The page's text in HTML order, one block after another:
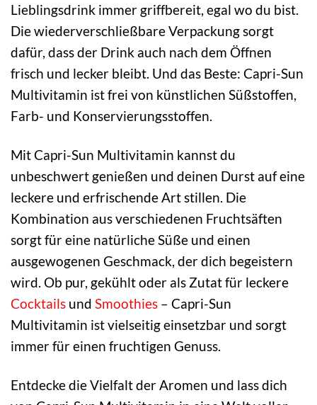
Lieblingsdrink immer griffbereit, egal wo du bist.
Die wiederverschließbare Verpackung sorgt
dafür, dass der Drink auch nach dem Öffnen
frisch und lecker bleibt. Und das Beste: Capri-Sun
Multivitamin ist frei von künstlichen Süßstoffen,
Farb- und Konservierungsstoffen.
Mit Capri-Sun Multivitamin kannst du
unbeschwert genießen und deinen Durst auf eine
leckere und erfrischende Art stillen. Die
Kombination aus verschiedenen Fruchtsäften
sorgt für eine natürliche Süße und einen
ausgewogenen Geschmack, der dich begeistern
wird. Ob pur, gekühlt oder als Zutat für leckere
Cocktails und Smoothies – Capri-Sun
Multivitamin ist vielseitig einsetzbar und sorgt
immer für einen fruchtigen Genuss.
Entdecke die Vielfalt der Aromen und lass dich